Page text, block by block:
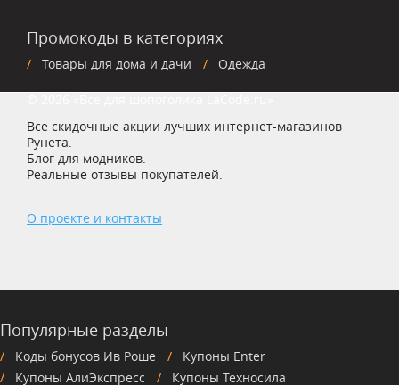
Промокоды в категориях
Товары для дома и дачи Одежда
Все скидочные акции лучших интернет-магазинов
Рунета.
Блог для модников.
Реальные отзывы покупателей.
О проекте и контакты
Популярные разделы
Коды бонусов Ив Роше
Купоны Enter
Купоны АлиЭкспресс
Купоны Техносила